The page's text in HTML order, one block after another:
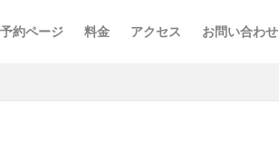
約ページ 料金 アクセス お問い合わせ